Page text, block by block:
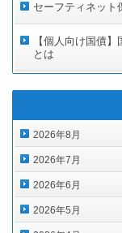
セーフティネット
【個人向け国債
とは
2026年8月
2026年7月
2026年6月
2026年5月